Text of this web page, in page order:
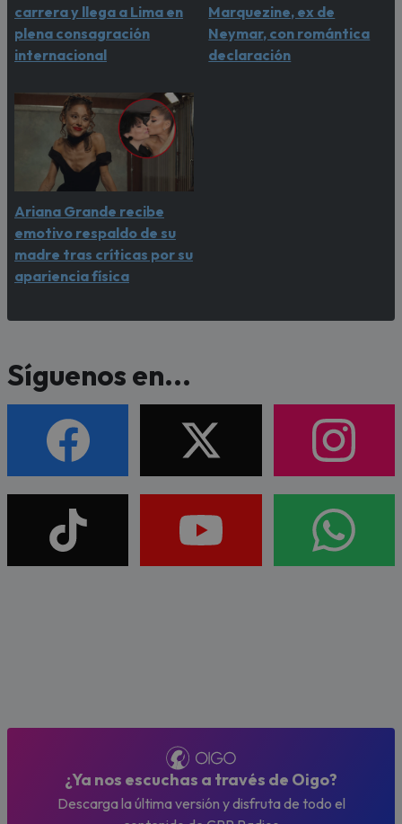
carrera y llega a Lima en
plena consagración
internacional
Marquezine, ex de
Neymar, con romántica
declaración
Ariana Grande recibe
emotivo respaldo de su
madre tras críticas por su
apariencia física
Síguenos en...
¿Ya nos escuchas a través de Oigo?
Descarga la última versión y disfruta de todo el